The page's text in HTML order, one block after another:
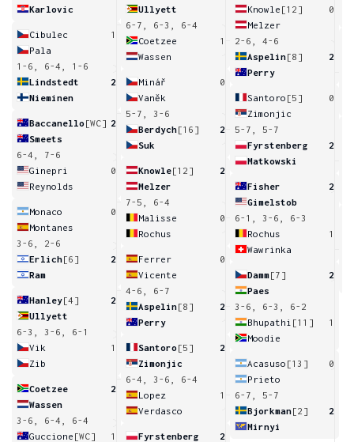
Karlovic
Cibulec
1
Pala
1-6, 6-4, 1-6
Lindstedt
2
Nieminen
Baccanello [WC] 2
Smeets
6-4, 7-6
Ginepri
0
Reynolds
Monaco
0
Montanes
3-6, 2-6
Erlich[6]
2
Ram
Hanley[4]
2
Ullyett
6-3, 3-6, 6-1
Vik
1
Zib
Coetzee
2
Wassen
3-6, 6-4, 6-4
Guccione [WC]
1
Ullyett
6-7, 6-3, 6-4
Coetzee
1
Wassen
Minář
0
Vaněk
5-7, 3-6
Berdych[16]
2
Suk
Knowle[12]
2
Melzer
7-5, 6-4
Malisse
0
Rochus
Ferrer
0
Vicente
4-6, 6-7
Aspelin[8]
2
Perry
Santoro [5]
2
Zimonjic
6-4, 3-6, 6-4
Lopez
1
Verdasco
Fyrstenberg
2
Knowle [12]
0
Melzer
2-6, 4-6
Aspelin[8]
2
Perry
Santoro [5]
0
Zimonjic
5-7, 5-7
Fyrstenberg
2
Matkowski
Fisher
2
Gimelstob
6-1, 3-6, 6-3
Rochus
1
Wawrinka
Damm[7]
2
Paes
3-6, 6-3, 6-2
Bhupathi [11]
1
Moodie
Acasuso [13]
0
Prieto
6-7, 5-7
Bjorkman[2]
2
Mirnyi